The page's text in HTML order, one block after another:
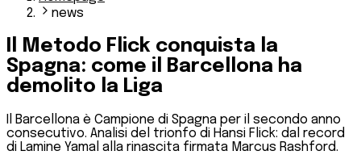
news
Il Metodo Flick conquista la
Spagna: come il Barcellona ha
demolito la Liga
Il Barcellona è Campione di Spagna per il secondo anno
consecutivo. Analisi del trionfo di Hansi Flick: dal record
di Lamine Yamal alla rinascita firmata Marcus Rashford.